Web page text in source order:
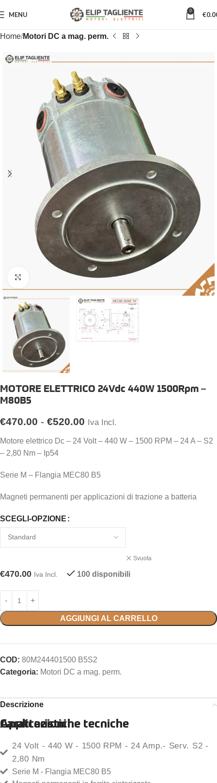
MENU 0 €
Home Motori DC a mag. perm.
Click to enlarge
MOTORE ELETTRICO 24Vdc 440W 1500Rpm –
M80B5
€470.00 - €520.00 Iva Incl.
Motore elettrico Dc – 24 Volt – 440 W – 1500 RPM – 24 A – S2
– 2,80 Nm – Ip54
Serie M – Flangia MEC80 B5
Magneti permanenti per applicazioni di trazione a batteria
SCEGLI-OPZIONE
Svuota
€470.00 Iva Incl. 100 disponibili
AGGIUNGI AL CARRELLO
COD: 80M244401500 B5S2
Categoria: Motori DC a mag. perm.
Descrizione
Caratteristiche tecniche
24 Volt - 440 W - 1500 RPM - 24 Amp.- Serv. S2 -
2,80 Nm
Serie M - Flangia MEC80 B5
Applicazioni